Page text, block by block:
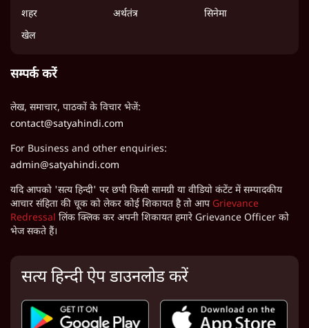
शहर
अर्थतंत्र
सिनेमा
खेल
सम्पर्क करें
लेख, समाचार, पाठकों के विचार भेजें:
contact@satyahindi.com
For Business and other enquiries:
admin@satyahindi.com
यदि आपको 'सत्य हिन्दी' पर छपी किसी सामग्री या वीडियो कंटेंट में सम्पादकीय
आचार संहिता की चूक को लेकर कोई शिकायत है तो आप Grievance
Redressal लिंक क्लिक कर अपनी शिकायत हमारे Grievance Officer को
भेज सकते हैं।
सत्य हिन्दी ऐप डाउनलोड करें